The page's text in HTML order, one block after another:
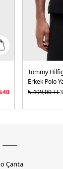
40
Tommy
Erkek Polo
5.499,00TL
Çanta